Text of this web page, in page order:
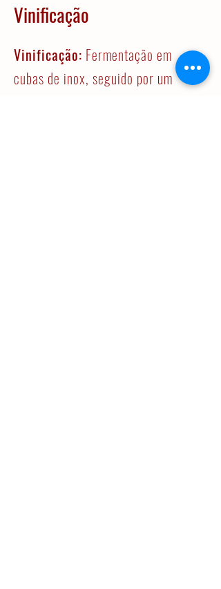
Vinificação
Vinificação: Fermentação em
cubas de inox, seguido por um